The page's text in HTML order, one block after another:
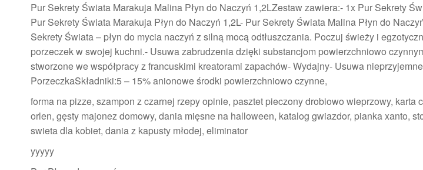
Pur Sekrety Świata Marakuja Malina Płyn do Naczyń 1,2LZestaw zawiera:- 1x Pur Sekrety
Pur Sekrety Świata Marakuja Płyn do Naczyń 1,2L- Pur Sekrety Świata Malina Płyn do
Sekrety Świata – płyn do mycia naczyń z silną mocą odtłuszczania. Poczuj świeży i
porzeczek w swojej kuchni.- Usuwa zabrudzenia dzięki substancjom powierzchniowo
stworzone we współpracy z francuskimi kreatorami zapachów- Wydajny- Usuwa
PorzeczkaSkładniki:5 – 15% anionowe środki powierzchniowo czynne,
forma na pizze, szampon z czarnej rzepy opinie, pasztet pieczony drobiowo wieprzowy, karta
orlen, gęsty majonez domowy, dania mięsne na halloween, katalog gwiazdor, pianka xanto,
swieta dla kobiet, dania z kapusty młodej, eliminator
yyyyy